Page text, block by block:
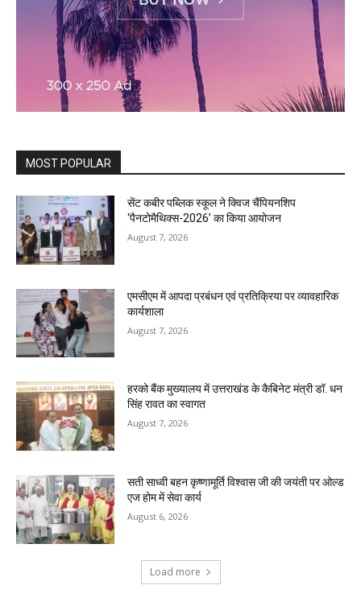
MOST POPULAR
सेंट कबीर पब्लिक स्कूल ने क्विज चैंपियनशिप
‘पैनटोमैथिक्स-2026’ का किया आयोजन
August 7, 2026
एमसीएम में आपदा प्रबंधन एवं प्रतिक्रिया पर व्यावहारिक
कार्यशाला
August 7, 2026
हरको बैंक मुख्यालय में उत्तराखंड के कैबिनेट मंत्री डॉ. धन
सिंह रावत का स्वागत
August 7, 2026
सती साध्वी बहन कृष्णामूर्ति विश्वास जी की जयंती पर ओल्ड
एज होम में सेवा कार्य
August 6, 2026
Load more